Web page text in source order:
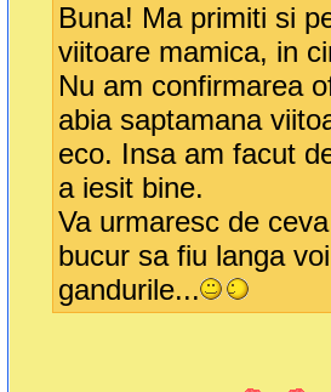
Buna! Ma primiti si
viitoare mamica, in
Nu am confirmarea
abia saptamana
eco. Insa am facut
a iesit bine.
Va urmaresc de
bucur sa fiu langa
gandurile...